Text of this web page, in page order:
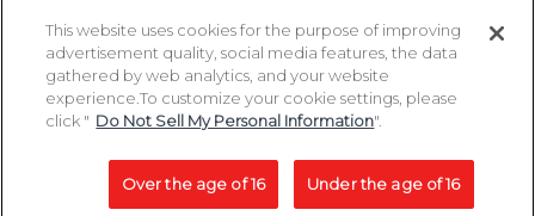
ページトップに戻る
Copyright 2005-2026 MegaHouse Corporation. All rights reserved.
All other products are trademarks or registed of their respective owners.
コピーライト一覧を表示する
This website uses cookies for the purpose of improving
advertisement quality, social media features, the data
gathered by web analytics, and your website
experience.To customize your cookie settings, please
click " Do Not Sell My Personal Information".
Under the age of 16
Over the age of 16